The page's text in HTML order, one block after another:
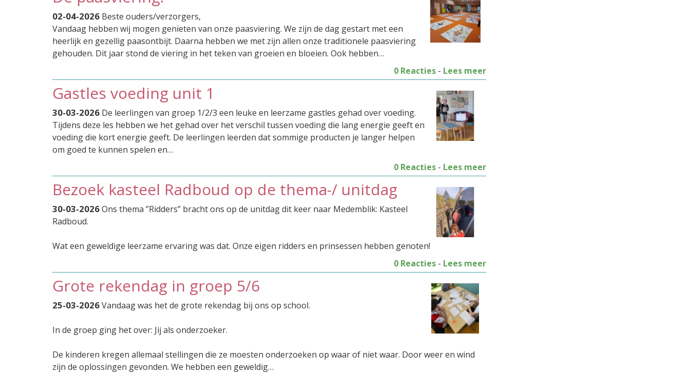
02-04-2026 Beste ouders/verzorgers,
Vandaag hebben wij mogen genieten van onze paasviering. We zijn de dag gestart met een
heerlijk en gezellig paasontbijt. Daarna hebben we met zijn allen onze traditionele paasviering
gehouden. Dit jaar stond de viering in het teken van groeien en bloeien. Ook hebben…
0 Reacties - Lees meer
Gastles voeding unit 1
30-03-2026 De leerlingen van groep 1/2/3 een leuke en leerzame gastles gehad over voeding.
Tijdens deze les hebben we het gehad over het verschil tussen voeding die lang energie geeft en
voeding die kort energie geeft. De leerlingen leerden dat sommige producten je langer helpen
om goed te kunnen spelen en…
0 Reacties - Lees meer
Bezoek kasteel Radboud op de thema-/ unitdag
30-03-2026Ons thema ”Ridders” bracht ons op de unitdag dit keer naar Medemblik: Kasteel
Radboud.
Wat een geweldige leerzame ervaring was dat. Onze eigen ridders en prinsessen hebben genoten!
0 Reacties - Lees meer
Grote rekendag in groep 5/6
25-03-2026Vandaag was het de grote rekendag bij ons op school.
In de groep ging het over: Jij als onderzoeker.
De kinderen kregen allemaal stellingen die ze moesten onderzoeken op waar of niet waar. Door weer en wind
zijn de oplossingen gevonden. We hebben een geweldig…